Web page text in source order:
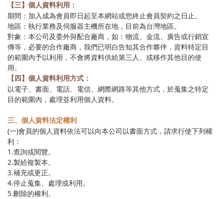
【三】個人資料利用：
期間：加入成為會員即日起至本網站或您終止會員契約之日止。
地區：執行業務及伺服器主機所在地，目前為台灣地區。
對象：本公司及委外與配合廠商，如：物流、金流、廣告或行銷宣
傳等，必要的合作廠商，我們已明白告知其合作夥伴，資料特定目
的範圍內予以利用，不會將資料供給第三人、或移作其他目的使
用。
【四】個人資料利用方式：
以電子、書面、電話、電信、網際網路等其他方式，於蒐集之特定
目的範圍內，處理並利用個人資料。
三、個人資料法定權利
(一)會員的個人資料依法可以向本公司以書面方式，請求行使下列權
利：
1.查詢或閱覽。
2.製給複製本。
3.補充或更正。
4.停止蒐集、處理或利用。
5.刪除的權利。